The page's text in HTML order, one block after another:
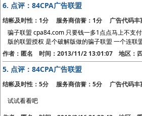
6. 点评：84CPA广告联盟
结帐及时性：1分 服务商信誉：1分 广告代码
骗子联盟 cpa84.com 只要钱一多1点点马上不支
版的联盟授权 是个破解版做的骗子联盟 一个连
作者：匿名 时间：2013/11/2 13:01:07 地区：
5. 点评：84CPA广告联盟
结帐及时性：5分 服务商信誉：5分 广告代码
试试看看吧